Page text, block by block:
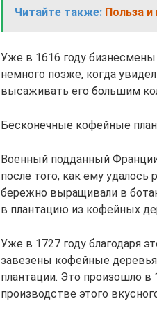
Читайте также: Польза
Уже в 1616 году бизнесмены
немного позже, когда
высаживать его большим
Бесконечные кофейные
Военный подданный
после того, как ему
бережно выращивали в
в плантацию из кофейных
Уже в 1727 году благодаря
завезены кофейные
плантации. Это произошло в
производстве этого